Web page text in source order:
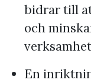
bidrar till
och
En